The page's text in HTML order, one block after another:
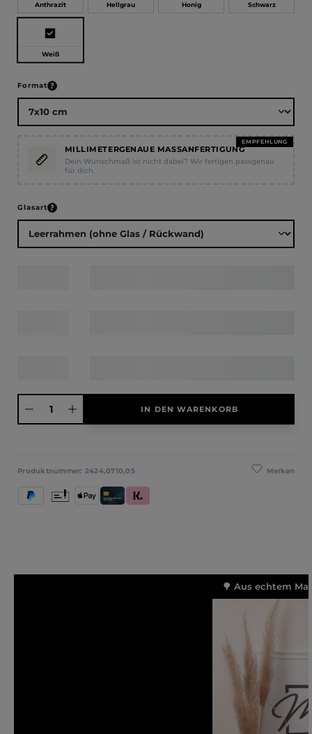
Anthrazit Hellgrau Honig Schwarz
Weiß
Formatauswählen
EMPFEHLUNG
MILLIMETERGENAUE MASSANFERTIGUNG
Dein Wunschmaß ist nicht dabei? Wir fertigen passgenau
für dich.
Glasartauswählen
IN DEN WARENKORB
Merken
Produktnummer: 2424,0710,05
PayPal Apple PayKredit- und Debitkarte
Klarna (Rechnung / Ratenkauf / Sofort)
Vorkasse
🌳 Aus echtem